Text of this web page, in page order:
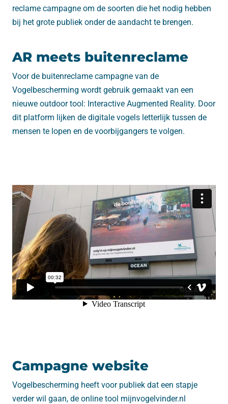
reclame campagne om de soorten die het nodig hebben
bij het grote publiek onder de aandacht te brengen.
AR meets buitenreclame
Voor de buitenreclame campagne van de
Vogelbescherming wordt gebruik gemaakt van een
nieuwe outdoor tool: Interactive Augmented Reality. Door
dit platform lijken de digitale vogels letterlijk tussen de
mensen te lopen en de voorbijgangers te volgen.
Campagne website
Vogelbescherming heeft voor publiek dat een stapje
verder wil gaan, de online tool mijnvogelvinder.nl